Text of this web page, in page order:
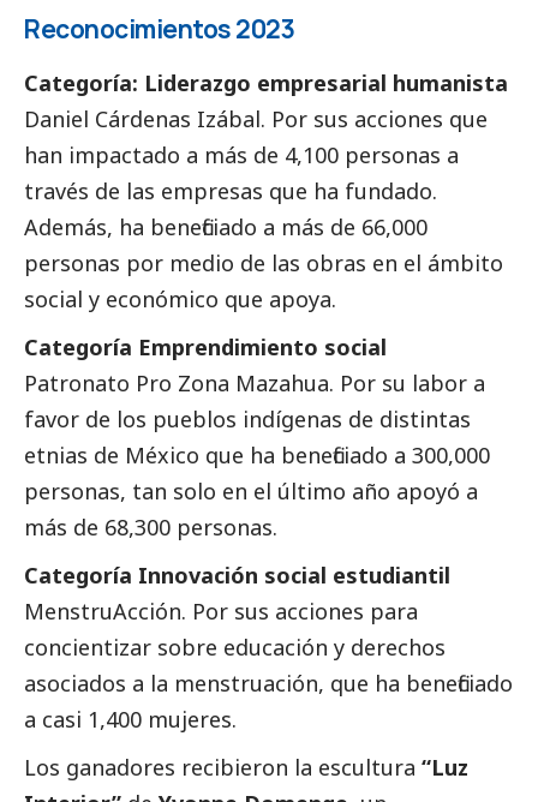
Reconocimientos 2023
Categoría: Liderazgo empresarial humanista
Daniel Cárdenas Izábal. Por sus acciones que
han impactado a más de 4,100 personas a
través de las empresas que ha fundado.
Además, ha beneficiado a más de 66,000
personas por medio de las obras en el ámbito
social y económico que apoya.
Categoría Emprendimiento social
Patronato Pro Zona Mazahua. Por su labor a
favor de los pueblos indígenas de distintas
etnias de México que ha beneficiado a 300,000
personas, tan solo en el último año apoyó a
más de 68,300 personas.
Categoría Innovación social estudiantil
MenstruAcción. Por sus acciones para
concientizar sobre educación y derechos
asociados a la menstruación, que ha beneficiado
a casi 1,400 mujeres.
Los ganadores recibieron la escultura “Luz